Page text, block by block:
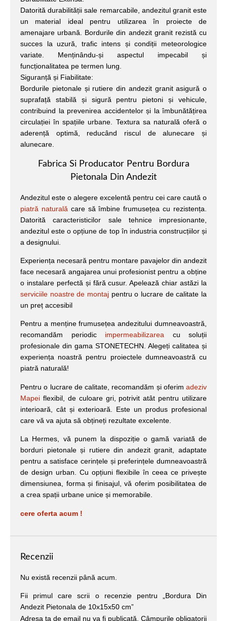
Datorită durabilității sale remarcabile, andezitul granit este
un material ideal pentru utilizarea în proiecte de
amenajare urbană. Bordurile din andezit granit rezistă cu
succes la uzură, trafic intens și condiții meteorologice
variate. Menținându-și aspectul impecabil și
funcționalitatea pe termen lung.
Siguranță și Fiabilitate:
Bordurile pietonale și rutiere din andezit granit asigură o
suprafață stabilă și sigură pentru pietoni și vehicule,
contribuind la prevenirea accidentelor și la îmbunătățirea
circulației în spațiile urbane. Textura sa naturală oferă o
aderență optimă, reducând riscul de alunecare și
alunecare.
Fabrica Si Producator Pentru Bordura
Pietonala Din Andezit
Andezitul este o alegere excelentă pentru cei care caută o
piatră naturală care să îmbine frumusețea cu rezistența.
Datorită caracteristicilor sale tehnice impresionante,
andezitul este o opțiune de top în industria construcțiilor și
a designului.
Experiența necesară pentru montare pavajelor din andezit
face necesară angajarea unui profesionist pentru a obține
o instalare perfectă și fără cusur. Apelează chiar astăzi la
serviciile noastre de montaj pentru o lucrare de calitate la
un preț accesibil
Pentru a menține frumusețea andezitului dumneavoastră,
recomandăm periodic impermeabilizarea cu soluții
profesionale din gama STONETECHN. Alegeți calitatea și
experiența noastră pentru proiectele dumneavoastră cu
piatră naturală!
Pentru o lucrare de calitate, recomandăm și oferim adeziv
Mapei flexibil, de culoare gri, potrivit atât pentru utilizare
interioară, cât și exterioară. Este un produs profesional
care vă va ajuta să obțineți rezultate excelente.
La Hermes, vă punem la dispoziție o gamă variată de
borduri pietonale și rutiere din andezit granit, adaptate
pentru a satisface cerințele și preferințele dumneavoastră
de design urban. Cu opțiuni flexibile în ceea ce privește
dimensiunea, forma și finisajul, vă oferim posibilitatea de
a crea spații urbane unice și memorabile.
cere oferta acum !
Recenzii
Nu există recenzii până acum.
Fii primul care scrii o recenzie pentru „Bordura Din
Andezit Pietonala de 10x15x50 cm”
Adresa ta de email nu va fi publicată. Câmpurile obligatorii